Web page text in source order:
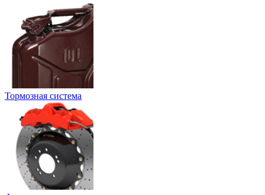
Тормозная система